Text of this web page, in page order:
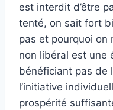
est interdit d’être
tenté, on sait fort
pas et pourquoi on
non libéral est une
bénéficiant pas de
l’initiative
prospérité